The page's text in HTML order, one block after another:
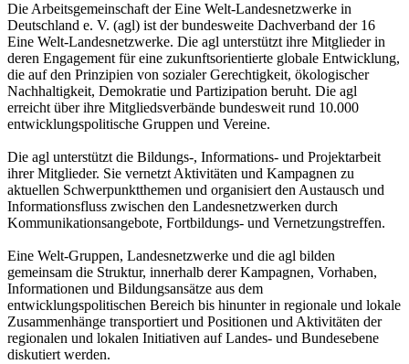
Die Arbeitsgemeinschaft der Eine Welt-Landesnetzwerke in
Deutschland e. V. (agl) ist der bundesweite Dachverband der 16
Eine Welt-Landesnetzwerke. Die agl unterstützt ihre Mitglieder in
deren Engagement für eine zukunftsorientierte globale Entwicklung,
die auf den Prinzipien von sozialer Gerechtigkeit, ökologischer
Nachhaltigkeit, Demokratie und Partizipation beruht. Die agl
erreicht über ihre Mitgliedsverbände bundesweit rund 10.000
entwicklungspolitische Gruppen und Vereine.
Die agl unterstützt die Bildungs-, Informations- und Projektarbeit
ihrer Mitglieder. Sie vernetzt Aktivitäten und Kampagnen zu
aktuellen Schwerpunktthemen und organisiert den Austausch und
Informationsfluss zwischen den Landesnetzwerken durch
Kommunikationsangebote, Fortbildungs- und Vernetzungstreffen.
Eine Welt-Gruppen, Landesnetzwerke und die agl bilden
gemeinsam die Struktur, innerhalb derer Kampagnen, Vorhaben,
Informationen und Bildungsansätze aus dem
entwicklungspolitischen Bereich bis hinunter in regionale und lokale
Zusammenhänge transportiert und Positionen und Aktivitäten der
regionalen und lokalen Initiativen auf Landes- und Bundesebene
diskutiert werden.